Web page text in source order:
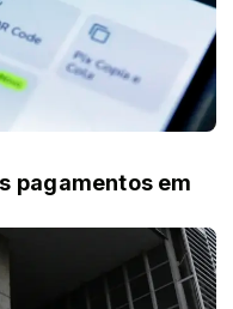
pagamentos em